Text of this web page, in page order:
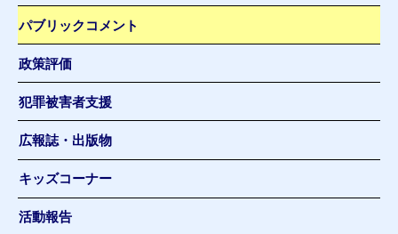
パブリックコメント
政策評価
犯罪被害者支援
広報誌・出版物
キッズコーナー
活動報告